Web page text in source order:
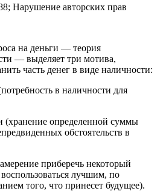
; Нарушение авторских прав
на деньги — теория
— выделяет три мотива,
часть денег в виде наличности:
в наличности для
(хранение определенной суммы
обстоятельств в
приберечь некоторый
лучшим, по
того, что принесет будущее).